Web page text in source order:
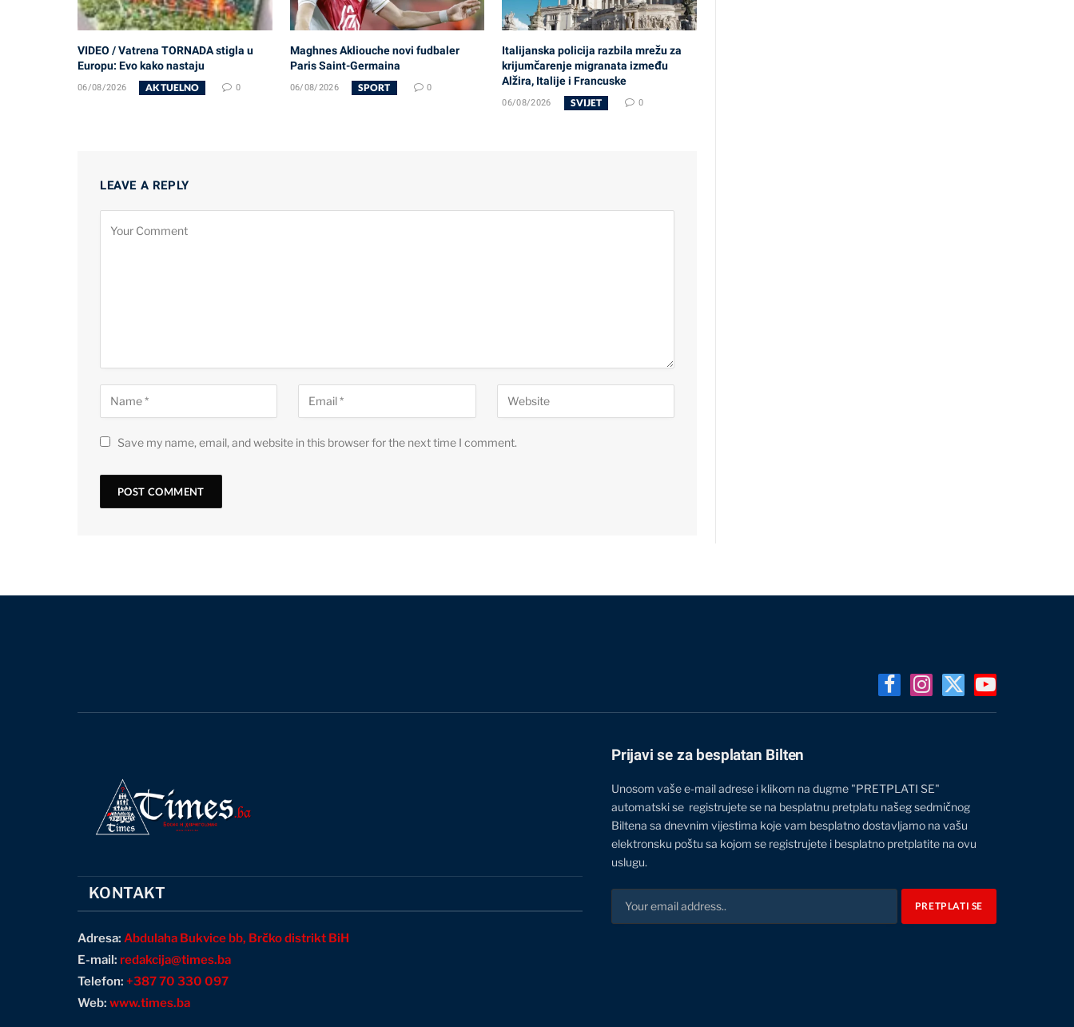
VIDEO / Vatrena TORNADA stigla u
Europu: Evo kako nastaju
06/08/2026 AKTUELNO 0
Maghnes Akliouche novi fudbaler
Paris Saint-Germaina
06/08/2026 SPORT 0
Italijanska policija razbila mrežu za
krijumčarenje migranata između
Alžira, Italije i Francuske
06/08/2026 SVIJET 0
LEAVE A REPLY
Save my name, email, and website in this browser for the next time I comment.
FacebookInstagram
X
YouTube
KONTAKT
Adresa: Abdulaha Bukvice bb, Brčko distrikt BiH
E-mail: redakcija@times.ba
Telefon: +387 70 330 097
Web: www.times.ba
Prijavi se za besplatan Bilten
Unosom vaše e-mail adrese i klikom na dugme "PRETPLATI SE"
automatski se registrujete se na besplatnu pretplatu našeg sedmičnog
Biltena sa dnevnim vijestima koje vam besplatno dostavljamo na vašu
elektronsku poštu sa kojom se registrujete i besplatno pretplatite na ovu
uslugu.